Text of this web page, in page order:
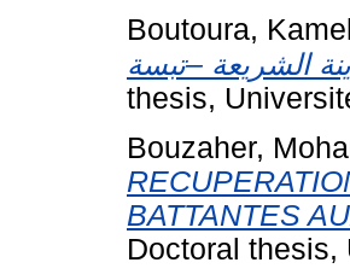
Boutoura, Kamel
thesis,
Bouzaher,
BATTANTES
Doctoral thesis,